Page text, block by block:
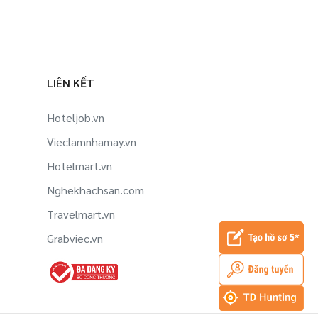
LIÊN KẾT
Hoteljob.vn
Vieclamnhamay.vn
Hotelmart.vn
Nghekhachsan.com
Travelmart.vn
Grabviec.vn